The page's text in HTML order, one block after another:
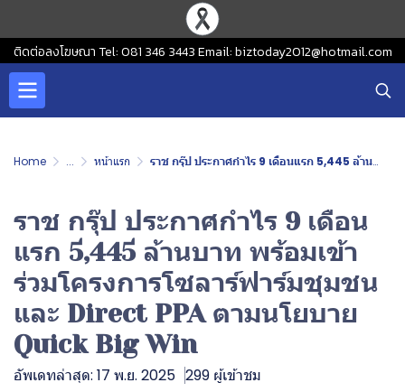
ติดต่อลงโฆษณา Tel: 081 346 3443 Email: biztoday2012@hotmail.com
Home ... หน้าแรก ราช กรุ๊ป ประกาศกำไร 9 เดือนแรก 5,445 ล้านบาท พร้อมเข้าร่วมโครงการโซลาร์ฟาร์มชุมชน และ Direct PPA ตามนโยบาย Quick Big Win
ราช กรุ๊ป ประกาศกำไร 9 เดือน
แรก 5,445 ล้านบาท พร้อมเข้า
ร่วมโครงการโซลาร์ฟาร์มชุมชน
และ Direct PPA ตามนโยบาย
Quick Big Win
อัพเดทล่าสุด: 17 พ.ย. 2025 299 ผู้เข้าชม